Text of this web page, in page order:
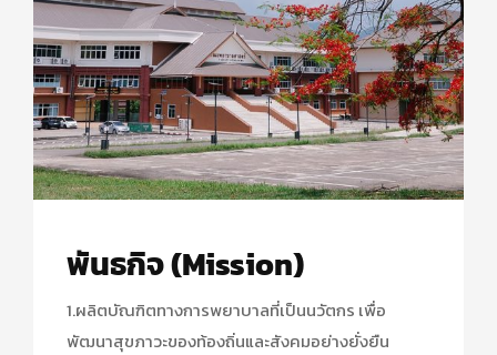
พันธกิจ (Mission)
1.ผลิตบัณฑิตทางการพยาบาลที่เป็นนวัตกร เพื่อ
พัฒนาสุขภาวะของท้องถิ่นและสังคมอย่างยั่งยืน